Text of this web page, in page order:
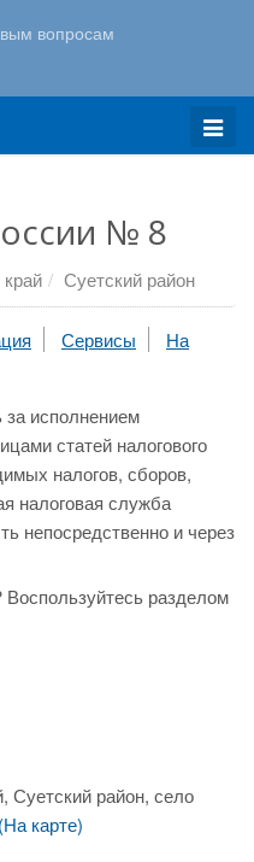
Меню
№ 8
Суетский район
Сервисы
На
исполнением
статей налогового
налогов, сборов,
налоговая служба
непосредственно и через
разделом
Суетский район, село
(На карте)